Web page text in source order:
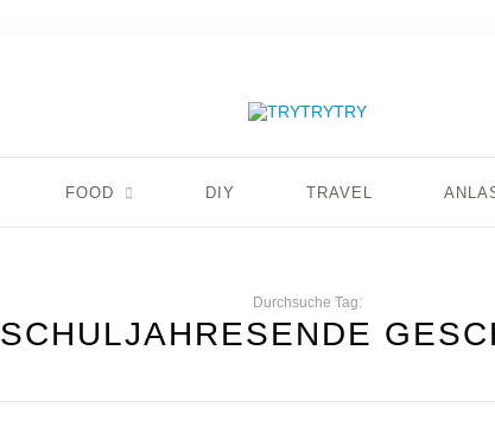
FOOD DIY TRAVEL
Durchsuche Tag:
SCHULJAHRESENDE